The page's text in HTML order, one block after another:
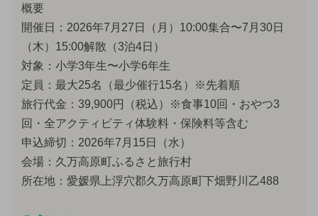
概要
開催日：2026年7月27日（月）10:00集合〜7月30日
（木）15:00解散（3泊4日）
対象：小学3年生〜小学6年生
定員：最大25名（最少催行15名）※先着順
旅行代金：39,900円（税込）※食事10回・おやつ3
回・全アクティビティ体験料・保険料等含む
申込締切：2026年7月15日（水）
会場：久万高原町ふるさと旅行村
所在地：愛媛県上浮穴郡久万高原町下畑野川乙488